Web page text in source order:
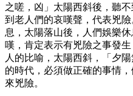
之嗟，凶」太陽西斜後，聽
到老人們的哀嘆聲，代表兇
息，太陽落山後，人們娛樂
嘆，肯定表示有兇險之事發
人的比喻，太陽西斜，「夕
的時代，必須做正確的事情
來兇險。